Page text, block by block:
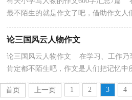
最不陌生的就是作文了吧，借助作文人
想感情、传递知识信息。相信许多人会
论三国风云人物作文
论三国风云人物作文 在学习、工作乃
肯定都不陌生吧，作文是人们把记忆中
首页
上一页 1 2 3 4